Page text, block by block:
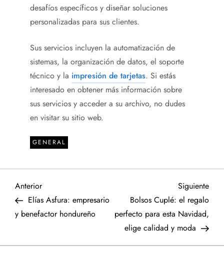
desafíos específicos y diseñar soluciones
personalizadas para sus clientes.
Sus servicios incluyen la automatización de
sistemas, la organización de datos, el soporte
técnico y la impresión de tarjetas. Si estás
interesado en obtener más información sobre
sus servicios y acceder a su archivo, no dudes
en visitar su sitio web.
GENERAL
N
a
Entrada
anterior
Anterior
Elías Asfura: empresario
y benefactor hondureño
Siguiente
Bolsos Cuplé: el regalo
perfecto para esta Navidad,
elige calidad y moda